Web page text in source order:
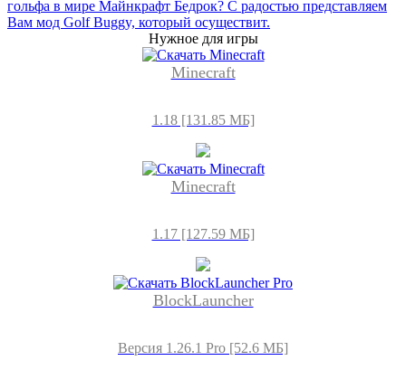
гольфа в мире Майнкрафт Бедрок? С радостью представляем
Вам мод Golf Buggy, который осуществит.
Нужное для игры
Minecraft
1.18 [131.85 МБ]
Minecraft
1.17 [127.59 МБ]
BlockLauncher
Версия 1.26.1 Pro [52.6 МБ]